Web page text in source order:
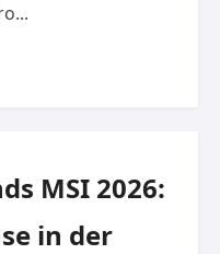
MSI 2026:
in der